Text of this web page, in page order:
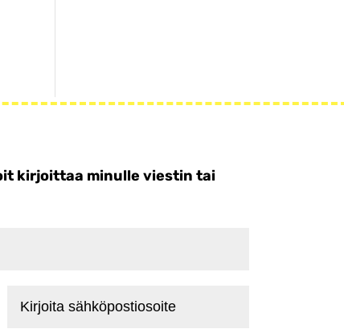
kirjoittaa minulle viestin tai
sähköpostiosoite